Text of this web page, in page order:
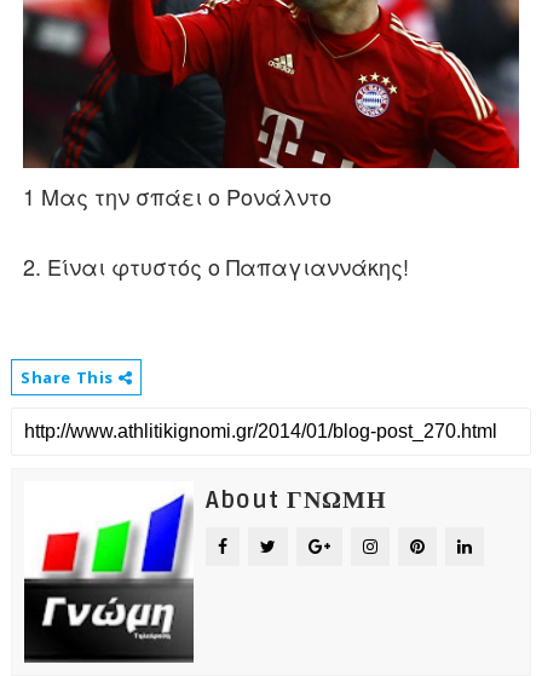
1 Μας την σπάει ο Ρονάλντο
2. Είναι φτυστός ο Παπαγιαννάκης!
Share This
About ΓΝΩΜΗ